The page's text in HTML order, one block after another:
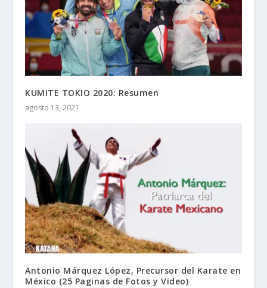
KUMITE TOKIO 2020: Resumen
agosto 13, 2021
Antonio Márquez López, Precursor del Karate en
México (25 Paginas de Fotos y Video)